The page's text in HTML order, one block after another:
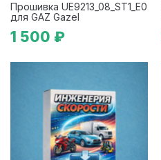
Прошивка UE9213_08_ST1_E0
для GAZ Gazel
1 500 ₽